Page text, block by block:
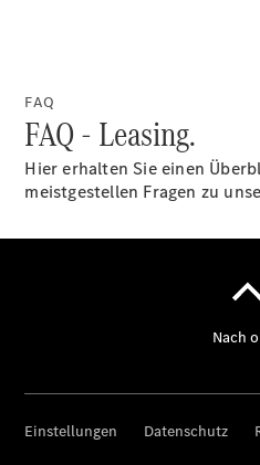
FAQ
FAQ - Leasing.
Hier erhalten Sie einen
meistgestellen Fragen zu